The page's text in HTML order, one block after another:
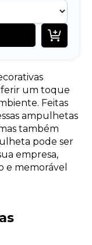

um toque
Feitas
ampulhetas
também
pode ser
empresa,
e memorável